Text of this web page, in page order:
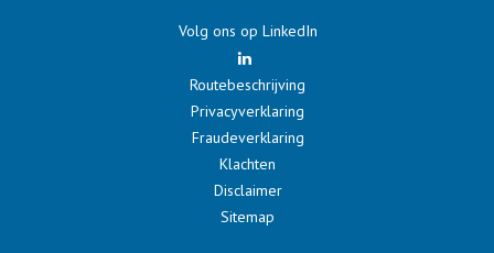
Volg ons op LinkedIn
Routebeschrijving
Privacyverklaring
Fraudeverklaring
Klachten
Disclaimer
Sitemap